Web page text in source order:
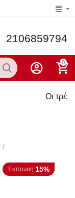
2106859794
0
Οι τρέχουσες
/
Έκπτωση 15%